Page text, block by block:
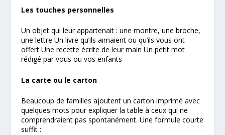
Les touches personnelles
Un objet qui leur appartenait : une montre, une broche,
une lettre Un livre qu’ils aimaient ou qu’ils vous ont
offert Une recette écrite de leur main Un petit mot
rédigé par vous ou vos enfants
La carte ou le carton
Beaucoup de familles ajoutent un carton imprimé avec
quelques mots pour expliquer la table à ceux qui ne
comprendraient pas spontanément. Une formule courte
suffit :